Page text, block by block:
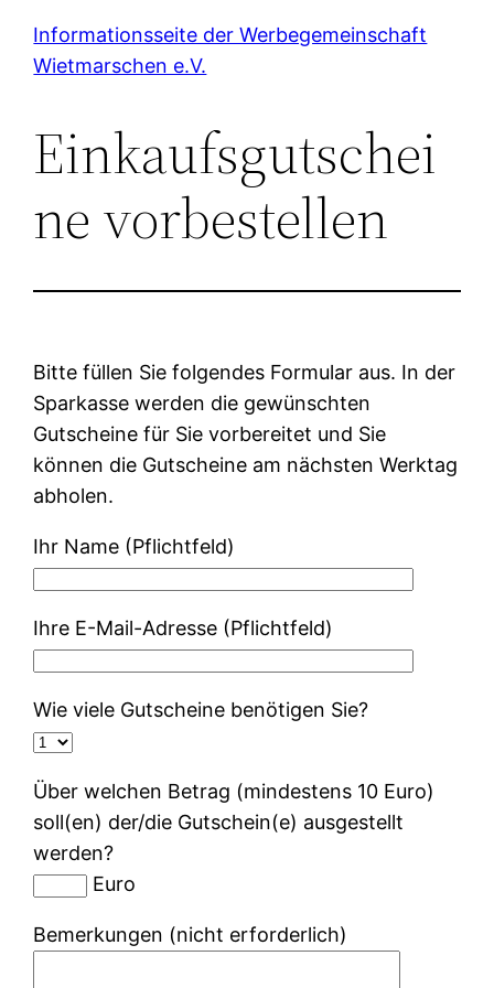
Zum
Inhalt
Informationsseite der Werbegemeinschaft
Wietmarschen e.V.
Einkaufsgutschei
ne vorbestellen
Bitte füllen Sie folgendes Formular aus. In der
Sparkasse werden die gewünschten
Gutscheine für Sie vorbereitet und Sie
können die Gutscheine am nächsten Werktag
abholen.
Ihr Name (Pflichtfeld)
Ihre E-Mail-Adresse (Pflichtfeld)
Wie viele Gutscheine benötigen Sie?
Über welchen Betrag (mindestens 10 Euro)
soll(en) der/die Gutschein(e) ausgestellt
werden?
Euro
Bemerkungen (nicht erforderlich)